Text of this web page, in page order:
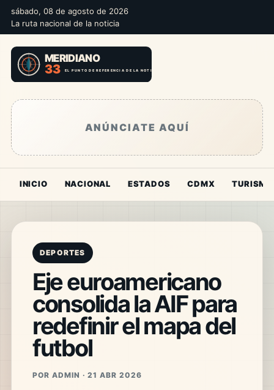
sábado, 08 de agosto de 2026
La ruta nacional de la noticia
ANÚNCIATE AQUÍ
INICIO NACIONAL ESTADOS CDMX TURISMO
DEPORTES
Eje euroamericano
consolida la AIF para
redefinir el mapa del
futbol
POR ADMIN · 21 ABR 2026